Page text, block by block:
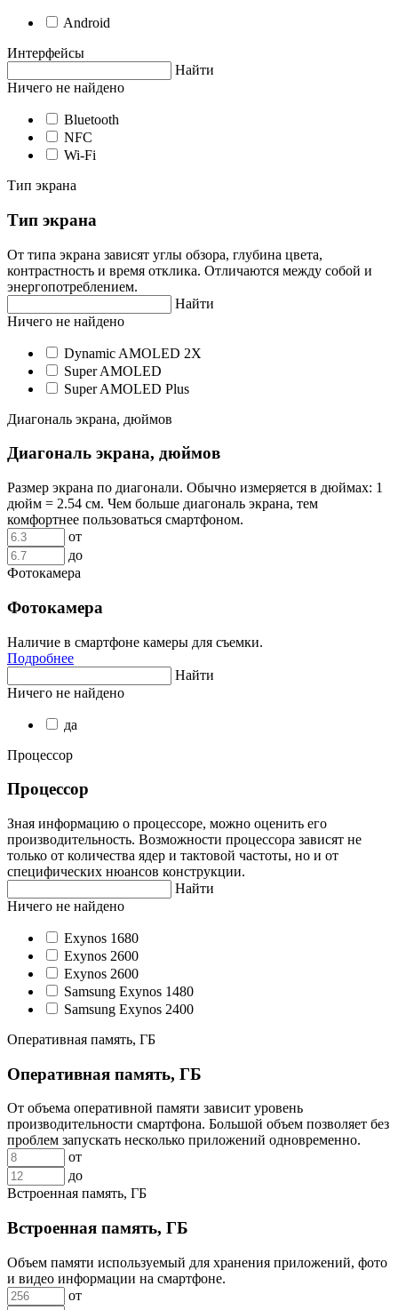
Android
Интерфейсы
Найти
Ничего не найдено
Bluetooth
NFC
Wi-Fi
Тип экрана
Тип экрана
От типа экрана зависят углы обзора, глубина цвета,
контрастность и время отклика. Отличаются между собой и
энергопотреблением.
Найти
Ничего не найдено
Dynamic AMOLED 2X
Super AMOLED
Super AMOLED Plus
Диагональ экрана, дюймов
Диагональ экрана, дюймов
Размер экрана по диагонали. Обычно измеряется в дюймах: 1
дюйм = 2.54 см. Чем больше диагональ экрана, тем
комфортнее пользоваться смартфоном.
от
до
Фотокамера
Фотокамера
Наличие в смартфоне камеры для съемки.
Подробнее
Найти
Ничего не найдено
да
Процессор
Процессор
Зная информацию о процессоре, можно оценить его
производительность. Возможности процессора зависят не
только от количества ядер и тактовой частоты, но и от
специфических нюансов конструкции.
Найти
Ничего не найдено
Exynos 1680
Exynos 2600
Exynos 2600
Samsung Exynos 1480
Samsung Exynos 2400
Оперативная память, ГБ
Оперативная память, ГБ
От объема оперативной памяти зависит уровень
производительности смартфона. Большой объем позволяет без
проблем запускать несколько приложений одновременно.
от
до
Встроенная память, ГБ
Встроенная память, ГБ
Объем памяти используемый для хранения приложений, фото
и видео информации на смартфоне.
от